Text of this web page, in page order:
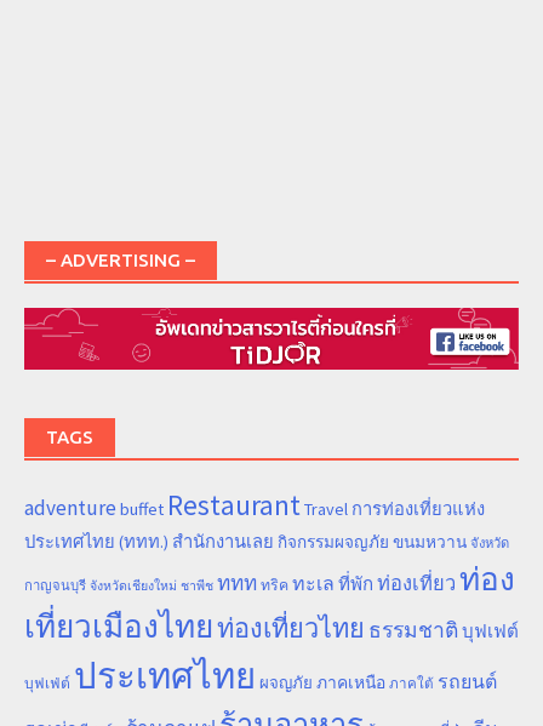
– ADVERTISING –
TAGS
adventure buffet RestaurantTravel การท่องเที่ยวแห่ง
ประเทศไทย (ททท.) สำนักงานเลย กิจกรรมผจญภัย ขนมหวาน จังหวัด
กาญจนบุรี จังหวัดเชียงใหม่ ชาพีช ททท ทริค ทะเล ที่พัก ท่องเที่ยวท่อง
เที่ยวเมืองไทยท่องเที่ยวไทย ธรรมชาติ บุฟเฟต์
บุฟเฟ่ต์ ประเทศไทย ผจญภัย ภาคเหนือ ภาคใต้ รถยนต์